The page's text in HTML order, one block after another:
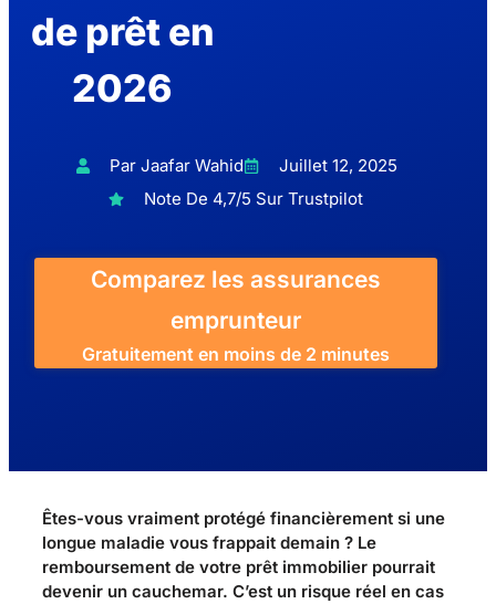
de prêt en
2026
Par Jaafar Wahid
Juillet 12, 2025
Note De 4,7/5 Sur Trustpilot
Comparez les assurances
emprunteur
Gratuitement en moins de 2 minutes
Êtes-vous vraiment protégé financièrement si une
longue maladie vous frappait demain ? Le
remboursement de votre prêt immobilier pourrait
devenir un cauchemar. C’est un risque réel en cas